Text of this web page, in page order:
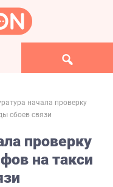
начала проверку
сбоев связи
проверку
на такси